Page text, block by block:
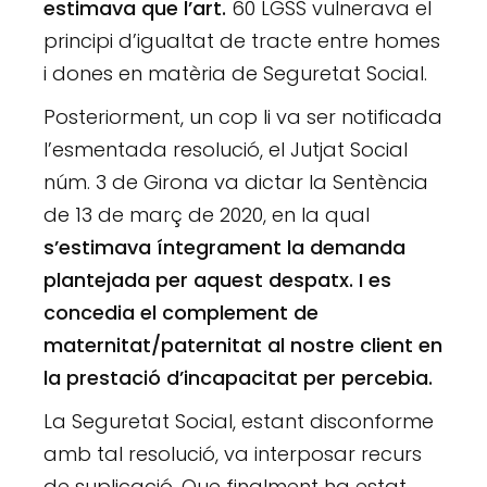
estimava que l’art. 60 LGSS vulnerava el
principi d’igualtat de tracte entre homes
i dones en matèria de Seguretat Social.
Posteriorment, un cop li va ser notificada
l’esmentada resolució, el Jutjat Social
núm. 3 de Girona va dictar la Sentència
de 13 de març de 2020, en la qual
s’estimava íntegrament la demanda
plantejada per aquest despatx. I es
concedia el complement de
maternitat/paternitat al nostre client en
la prestació d’incapacitat per percebia.
La Seguretat Social, estant disconforme
amb tal resolució, va interposar recurs